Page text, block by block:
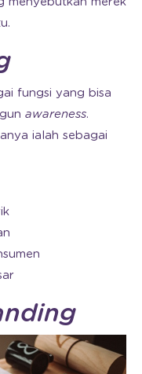
fungsi yang bisa
awareness.
ialah sebagai